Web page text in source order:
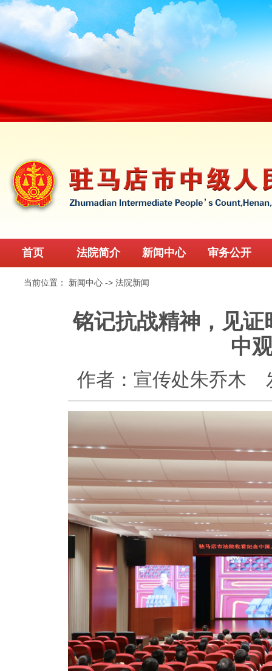
首页 法院简介 新闻中心 审务公开
当前位置： 新闻中心 ->法院新闻
铭记抗战精神，见
中
作者：宣传处朱乔木